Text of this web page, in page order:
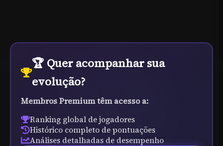
🏆 Quer acompanhar sua
evolução?
Membros Premium têm acesso a:
Ranking global de jogadores
Histórico completo de pontuações
Análises detalhadas de desempenho